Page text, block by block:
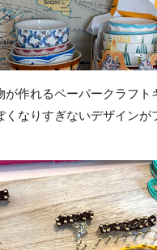
が作れるペーパークラフト
くなりすぎないデザインが